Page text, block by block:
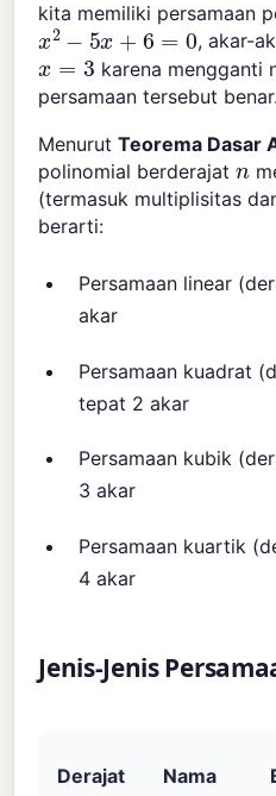
kita memiliki persamaan
x2−5x+6=0 , akar-
x=
karena mengganti
persamaan tersebut benar.
MenurutTeorema Dasar
polinomial berderajatn
(termasuk multiplisitas
berarti:
Persamaan linear
akar
Persamaan kuadrat
tepat 2 akar
Persamaan kubik
3 akar
Persamaan kuartik
4 akar
Jenis-Jenis
Derajat Nama